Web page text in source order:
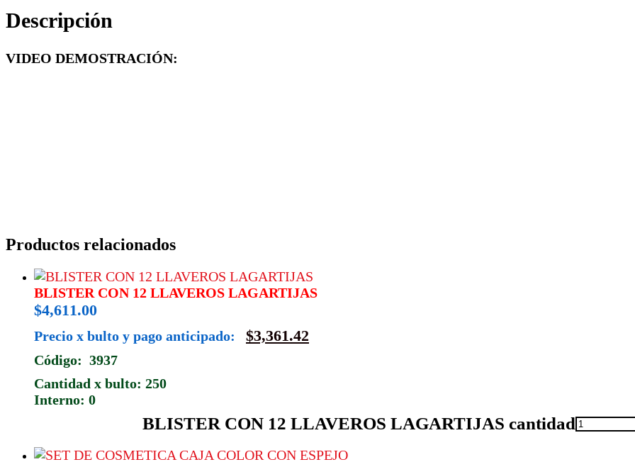
Descripción
VIDEO DEMOSTRACIÓN:
Productos relacionados
BLISTER CON 12 LLAVEROS LAGARTIJAS
$4,611.00
Precio x bulto y pago anticipado: $3,361.42
Código: 3937
Cantidad x bulto: 250
Interno: 0
BLISTER CON 12 LLAVEROS LAGARTIJAS cantidad